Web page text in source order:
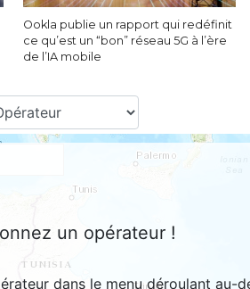
Ookla publie un rapport qui redéfinit
ce qu’est un “bon” réseau 5G à l’ère
de l’IA mobile